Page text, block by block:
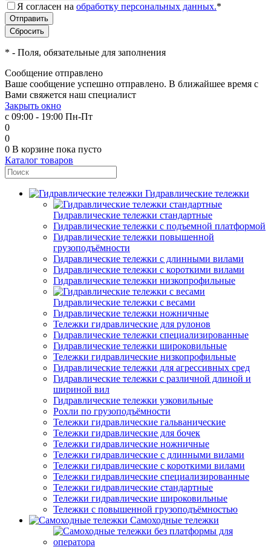
Я согласен на обработку персональных данных.*
* - Поля, обязательные для заполнения
Сообщение отправлено
Ваше сообщение успешно отправлено. В ближайшее время с
Вами свяжется наш специалист
Закрыть окно
с 09:00 - 19:00 Пн-Пт
0
0
0 В корзине пока пусто
Каталог товаров
Гидравлические тележки
Гидравлические тележки стандартные
Гидравлические тележки с подъемной платформой
Гидравлические тележки повышенной
грузоподъёмности
Гидравлические тележки с длинными вилами
Гидравлические тележки с короткими вилами
Гидравлические тележки низкопрофильные
Гидравлические тележки с весами
Гидравлические тележки ножничные
Тележки гидравлические для рулонов
Гидравлические тележки специализированные
Гидравлические тележки широковильные
Тележки гидравлические низкопрофильные
Гидравлические тележки для агрессивных сред
Гидравлические тележки с различной длиной и
шириной вил
Гидравлические тележки узковильные
Рохли по грузоподъёмности
Тележки гидравлические гальванические
Тележки гидравлические для бочек
Тележки гидравлические ножничные
Тележки гидравлические с длинными вилами
Тележки гидравлические с короткими вилами
Тележки гидравлические специализированные
Тележки гидравлические стандартные
Тележки гидравлические широковильные
Тележки с повышенной грузоподъёмностью
Самоходные тележки